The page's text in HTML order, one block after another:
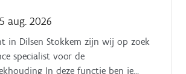
aug. 2026
in Dilsen Stokkem zijn wij op zoek
specialist voor de
In deze functie ben je